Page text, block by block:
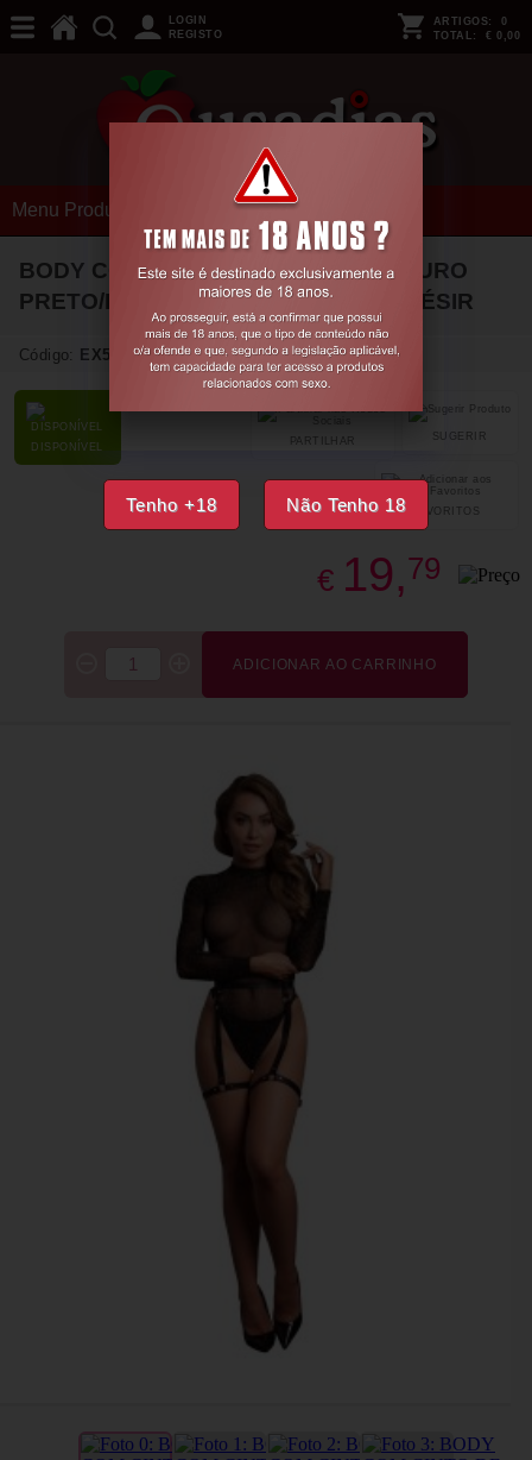
Tenho +18 Não Tenho 18
LOGIN
REGISTO
ARTIGOS: 0
TOTAL: € 0,00
Menu Produtos
BODY COM CINTO DE LIGAS EM COURO
PRETO/DOURADO BRILHANTE LE DÉSIR
Código: EX51016
DISPONÍVEL
SUGERIR
PARTILHAR
FAVORITOS
€ 19,79
ADICIONAR AO CARRINHO